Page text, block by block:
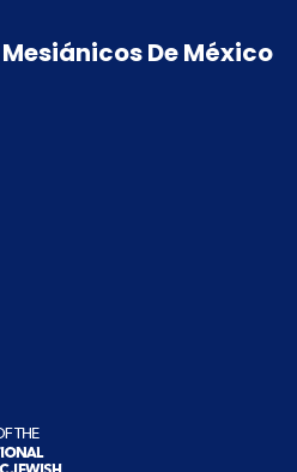
De México